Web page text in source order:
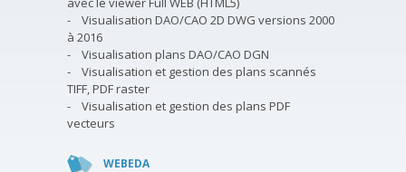
- Visualisation DAO/CAO 2D DWG versions 2000
à 2016
- Visualisation plans DAO/CAO DGN
- Visualisation et gestion des plans scannés
TIFF, PDF raster
- Visualisation et gestion des plans PDF
vecteurs
WEBEDA